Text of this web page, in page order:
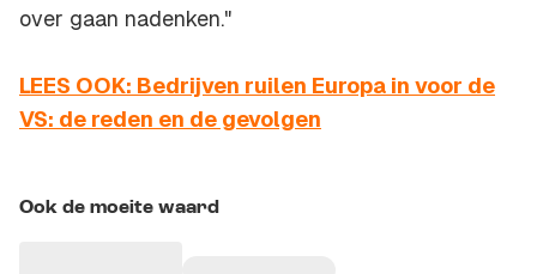
over gaan nadenken."
LEES OOK: Bedrijven ruilen Europa in voor de
VS: de reden en de gevolgen
Ook de moeite waard